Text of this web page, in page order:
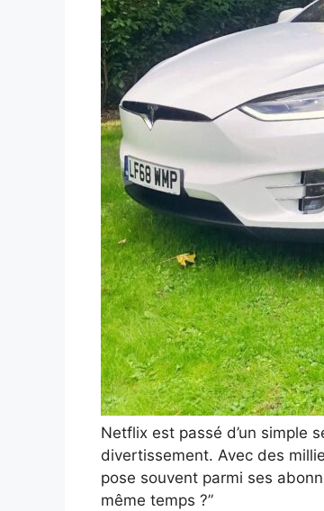
Netflix est passé d’un simple
divertissement. Avec des
pose souvent parmi ses
même temps ?”